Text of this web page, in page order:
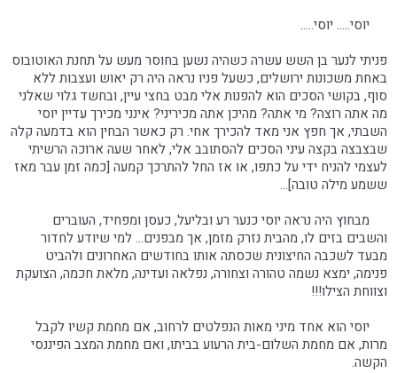
יוסי..... יוסי.....
פניתי לנער בן השש עשרה כשהיה נשען בחוסר מעש על תחנת האוטובוס
באחת משכונות ירושלים, כשעל פניו נראה היה רק יאוש ועצבות ללא
סוף, בקושי הסכים הוא להפנות אלי מבט בחצי עיין, ובחשד גלוי שאלני
מה אתה רוצה? מי אתה? מהיכן אתה מכיריני? אינני מכירך עדיין יוסי
השבתי, אך חפץ אני מאד להכירך אחי. רק כאשר הבחין הוא בדמעה קלה
שבצבצה בקצה עיני הסכים להסתובב אלי, לאחר שעה ארוכה הרשיתי
לעצמי להניח ידי על כתפו, או אז החל להתרכך קמעה [כמה זמן עבר מאז
ששמע מילה טובה]...
מבחוץ היה נראה יוסי כנער רע ובליעל, כעסן ומפחיד, העוברים
והשבים בזים לו, מהבית נזרק מזמן, אך מבפנים... למי שיודע לחדור
מבעד לשכבה החיצונית שכסתה אותו בחודשים האחרונים ולהביט
פנימה, ימצא נשמה טהורה וצחורה, נפלאה ועדינה, מלאת חכמה, הצועקת
וצווחת הצילו!!!
יוסי הוא אחד מיני מאות הנפלטים לרחוב, אם מחמת קשיו לקבל
מרות, אם מחמת השלום-בית הרעוע בביתו, ואם מחמת המצב הפיננסי
הקשה.